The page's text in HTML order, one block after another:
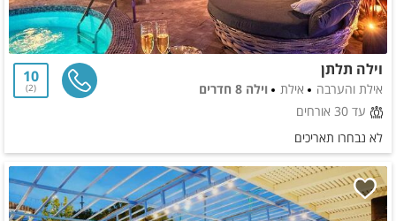
וילה תלתן
אילת והערבה אילת
וילה 8 חדרים
עד 30 אורחים
10
2
לא נבחרו תאריכים